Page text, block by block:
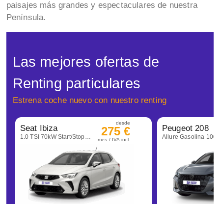
paisajes más grandes y espectaculares de nuestra
Península.
Las mejores ofertas de
Renting particulares
Estrena coche nuevo con nuestro renting
Seat Ibiza
desde
275 €
mes / IVA incl.
Peugeot 208